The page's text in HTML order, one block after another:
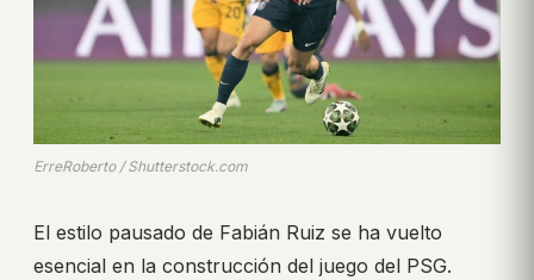
ErreRoberto / Shutterstock.com
El estilo pausado de Fabián Ruiz se ha vuelto
esencial en la construcción del juego del PSG.